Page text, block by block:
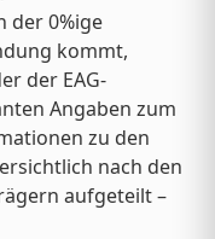
der 0%ige
kommt,
der EAG-
Angaben zum
zu den
nach den
aufgeteilt –